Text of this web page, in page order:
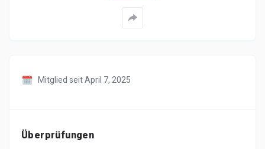
Mitglied seit April 7, 2025
Überprüfungen